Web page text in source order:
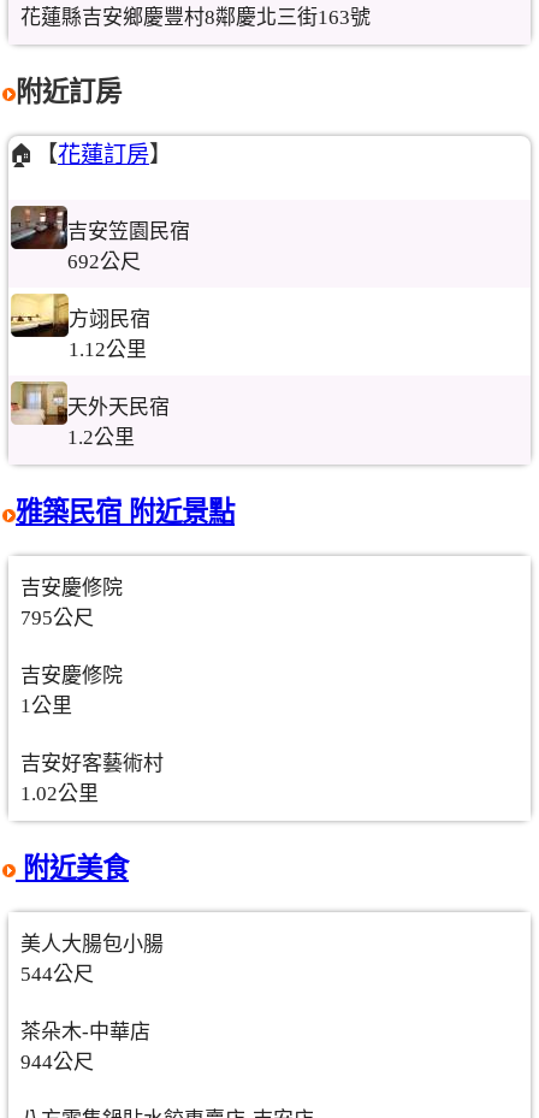
花蓮縣吉安鄉慶豐村8鄰慶北三街163號
附近訂房
🏠【花蓮訂房】
吉安笠園民宿
692公尺
方翊民宿
1.12公里
天外天民宿
1.2公里
雅築民宿 附近景點
吉安慶修院
795公尺
吉安慶修院
1公里
吉安好客藝術村
1.02公里
附近美食
美人大腸包小腸
544公尺
茶朵木-中華店
944公尺